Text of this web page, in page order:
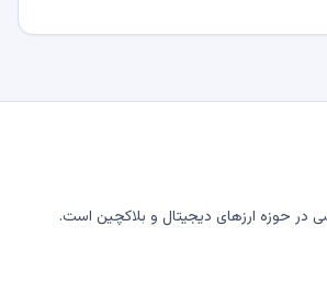
در حوزه ارزهای دیجیتال و بلاکچین است.